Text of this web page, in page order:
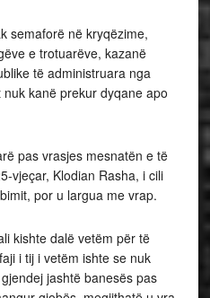
semaforë në kryqëzime,
e trotuarëve, kazanë
të administruara nga
kanë prekur dyqane apo
pas vrasjes mesnatën e të
vjeçar, Klodian Rasha, i cili
por u largua me vrap.
kishte dalë vetëm për të
i tij i vetëm ishte se nuk
jashtë banesës pas